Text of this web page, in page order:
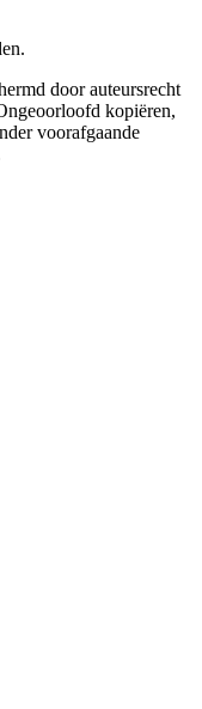
door auteursrecht
kopiëren,
voorafgaande